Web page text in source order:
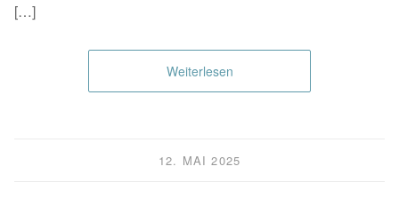
[…]
Weiterlesen
12. MAI 2025